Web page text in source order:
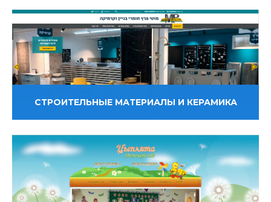
СТРОИТЕЛЬНЫЕ МАТЕРИАЛЫ И КЕРАМИКА